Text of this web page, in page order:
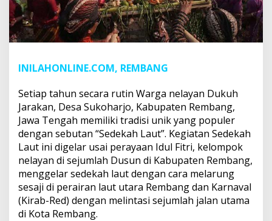
INILAHONLINE.COM, REMBANG
Setiap tahun secara rutin Warga nelayan Dukuh
Jarakan, Desa Sukoharjo, Kabupaten Rembang,
Jawa Tengah memiliki tradisi unik yang populer
dengan sebutan “Sedekah Laut”. Kegiatan Sedekah
Laut ini digelar usai perayaan Idul Fitri, kelompok
nelayan di sejumlah Dusun di Kabupaten Rembang,
menggelar sedekah laut dengan cara melarung
sesaji di perairan laut utara Rembang dan Karnaval
(Kirab-Red) dengan melintasi sejumlah jalan utama
di Kota Rembang.